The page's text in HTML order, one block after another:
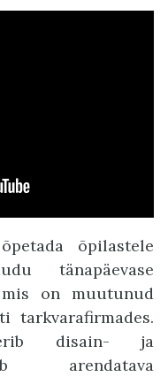
õpilastele
tänapäevase
mis on muutunud
tarkvarafirmades.
disain- ja
arendatava